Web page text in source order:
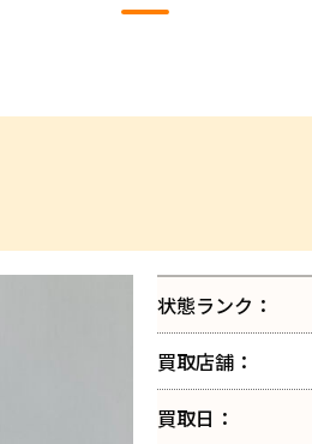
状態ランク：
買取店舗：
買取日：